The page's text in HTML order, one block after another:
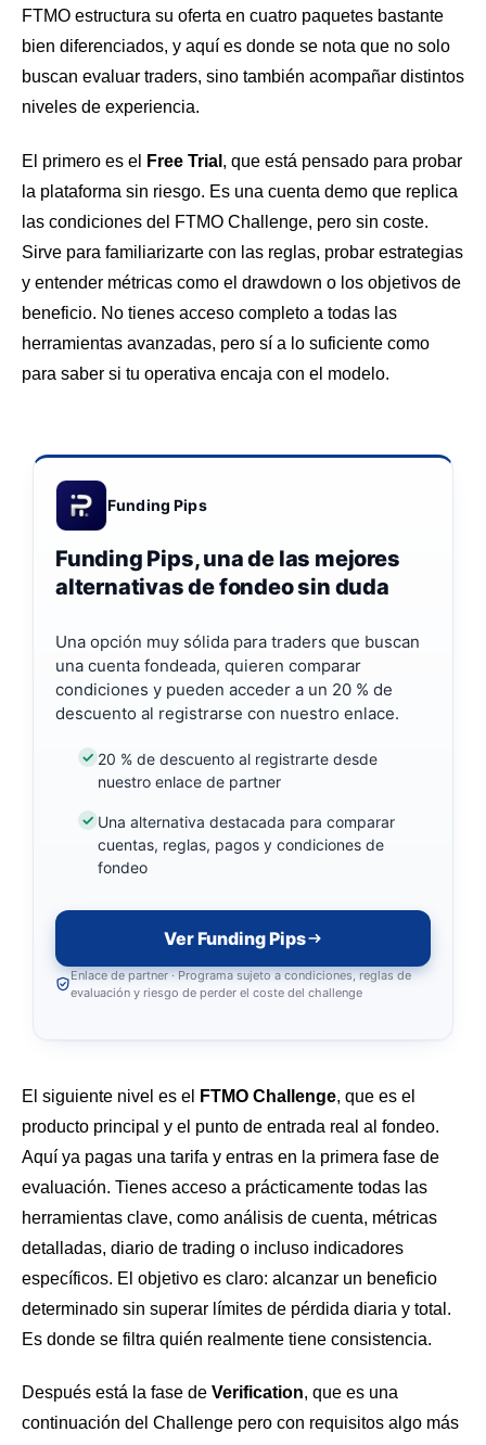
FTMO estructura su oferta en cuatro paquetes bastante
bien diferenciados, y aquí es donde se nota que no solo
buscan evaluar traders, sino también acompañar distintos
niveles de experiencia.
El primero es el Free Trial , que está pensado para probar
la plataforma sin riesgo. Es una cuenta demo que replica
las condiciones del FTMO Challenge, pero sin coste.
Sirve para familiarizarte con las reglas, probar estrategias
y entender métricas como el drawdown o los objetivos de
beneficio. No tienes acceso completo a todas las
herramientas avanzadas, pero sí a lo suficiente como
para saber si tu operativa encaja con el modelo.
Funding Pips
Funding Pips, una de las mejores
alternativas de fondeo sin duda
Una opción muy sólida para traders que buscan
una cuenta fondeada, quieren comparar
condiciones y pueden acceder a un 20 % de
descuento al registrarse con nuestro enlace.
20 % de descuento al registrarte desde
nuestro enlace de partner
Una alternativa destacada para comparar
cuentas, reglas, pagos y condiciones de
fondeo
Ver Funding Pips
Enlace de partner · Programa sujeto a condiciones, reglas de
evaluación y riesgo de perder el coste del challenge
El siguiente nivel es el FTMO Challenge, que es el
producto principal y el punto de entrada real al fondeo.
Aquí ya pagas una tarifa y entras en la primera fase de
evaluación. Tienes acceso a prácticamente todas las
herramientas clave, como análisis de cuenta, métricas
detalladas, diario de trading o incluso indicadores
específicos. El objetivo es claro: alcanzar un beneficio
determinado sin superar límites de pérdida diaria y total.
Es donde se filtra quién realmente tiene consistencia.
Después está la fase de Verification, que es una
continuación del Challenge pero con requisitos algo más